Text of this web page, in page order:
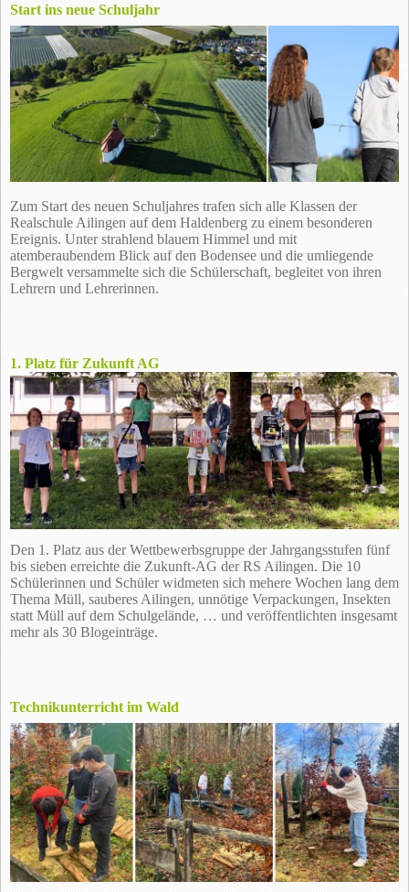
Start ins neue Schuljahr
Zum Start des neuen Schuljahres trafen sich alle Klassen der
Realschule Ailingen auf dem Haldenberg zu einem besonderen
Ereignis. Unter strahlend blauem Himmel und mit
atemberaubendem Blick auf den Bodensee und die umliegende
Bergwelt versammelte sich die Schülerschaft, begleitet von ihren
Lehrern und Lehrerinnen.
1. Platz für Zukunft AG
Den 1. Platz aus der Wettbewerbsgruppe der Jahrgangsstufen fünf
bis sieben erreichte die Zukunft-AG der RS Ailingen. Die 10
Schülerinnen und Schüler widmeten sich mehere Wochen lang dem
Thema Müll, sauberes Ailingen, unnötige Verpackungen, Insekten
statt Müll auf dem Schulgelände, … und veröffentlichten insgesamt
mehr als 30 Blogeinträge.
Technikunterricht im Wald